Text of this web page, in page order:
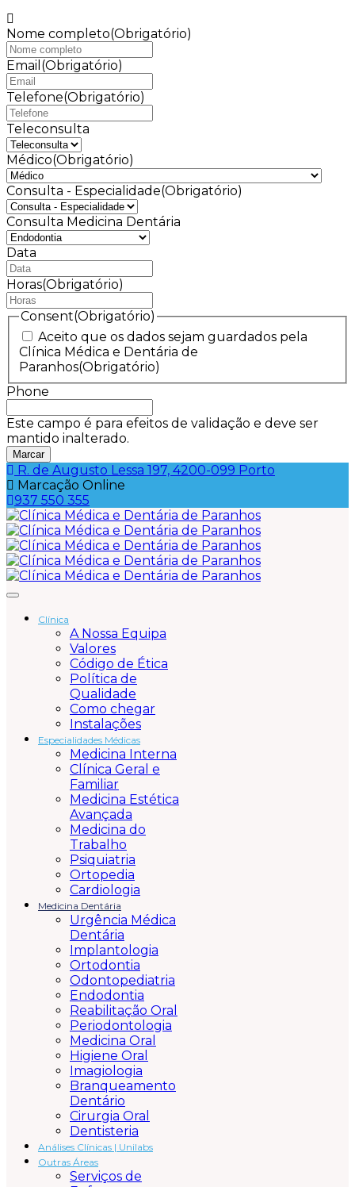
Nome completo(Obrigatório)
Email (Obrigatório)
Telefone(Obrigatório)
Teleconsulta
Médico(Obrigatório)
Consulta - Especialidade(Obrigatório)
Consulta Medicina Dentária
Data
DD
barra
AAAA
Horas(Obrigatório)
Consent(Obrigatório)
Aceito que os dados sejam guardados pela
Clínica Médica e Dentária de
Paranhos(Obrigatório)
Phone
Este campo é para efeitos de validação e deve ser
mantido inalterado.
R. de Augusto Lessa 197, 4200-099 Porto
Marcação Online
937 550 355
Clínica
A Nossa Equipa
Valores
Código de Ética
Política de
Qualidade
Como chegar
Instalações
Especialidades Médicas
Medicina Interna
Clínica Geral e
Familiar
Medicina Estética
Avançada
Medicina do
Trabalho
Psiquiatria
Ortopedia
Cardiologia
Medicina Dentária
Urgência Médica
Dentária
Implantologia
Ortodontia
Odontopediatria
Endodontia
Reabilitação Oral
Periodontologia
Medicina Oral
Higiene Oral
Imagiologia
Branqueamento
Dentário
Cirurgia Oral
Dentisteria
Análises Clínicas | Unilabs
Outras Áreas
Serviços de